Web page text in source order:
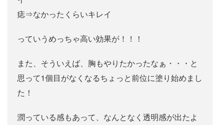
痣⇒なかったくらいキレイ
っていうめっちゃ高い効果が！！！
また、そういえば、胸もやりたかったなぁ・・・と
思って1個目がなくなるちょっと前位に塗り始めまし
た！
潤っている感もあって、なんとなく透明感が出たよ